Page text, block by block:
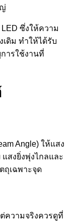
ซึ่งให้ความ
ดิม ทำให้ได้รับ
ารใช้งานที่
Angle) ให้แสง
สงยิ่งพุ่งไกลและ
ถุเฉพาะจุด
ความจริงควรดูที่